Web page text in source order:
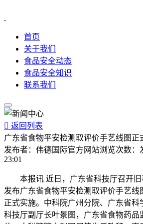
首页
关于我们
食品安全动态
食品安全知识
联系我们
 返回列表
广东省食物平安检测取评价手艺线图正
发布者： 伟德国际官方网站浏览次数：
23:01
本报讯 近日，广东省科技厅召开旧
发布广东省食物平安检测取评价手艺线
正式实施。中科院广州分院、广东省科
科技厅副厅长叶景图，广东省食物药品